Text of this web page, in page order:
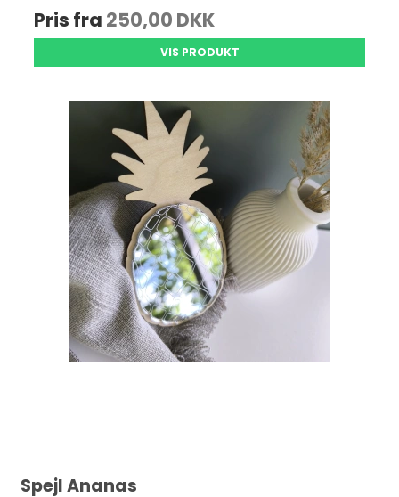
Pris fra 250,00 DKK
VIS PRODUKT
Spejl Ananas